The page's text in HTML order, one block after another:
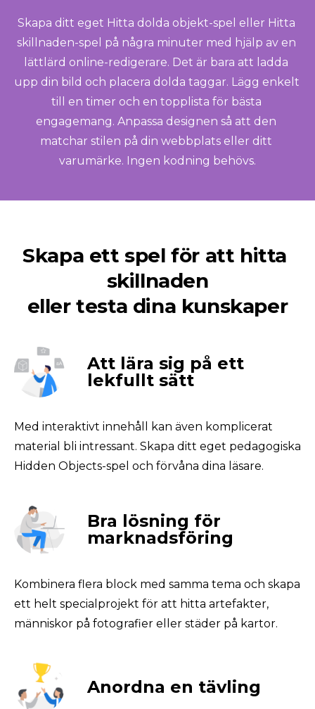
Skapa ditt eget Hitta dolda objekt-spel eller Hitta
skillnaden-spel på några minuter med hjälp av en
lättlärd online-redigerare. Det är bara att ladda
upp din bild och placera dolda taggar. Lägg enkelt
till en timer och en topplista för bästa
engagemang. Anpassa designen så att den
matchar stilen på din webbplats eller ditt
varumärke. Ingen kodning behövs.
Skapa ett spel för att hitta
skillnaden
eller testa dina kunskaper
Att lära sig på ett
lekfullt sätt
Med interaktivt innehåll kan även komplicerat
material bli intressant. Skapa ditt eget pedagogiska
Hidden Objects-spel och förvåna dina läsare.
Bra lösning för
marknadsföring
Kombinera flera block med samma tema och skapa
ett helt specialprojekt för att hitta artefakter,
människor på fotografier eller städer på kartor.
Anordna en tävling